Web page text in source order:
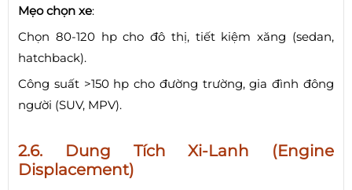
Mẹo chọn xe:
Chọn 80-120 hp cho đô thị, tiết kiệm xăng (sedan,
hatchback).
Công suất >150 hp cho đường trường, gia đình đông
người (SUV, MPV).
2.6. Dung Tích Xi-Lanh (Engine
Displacement)